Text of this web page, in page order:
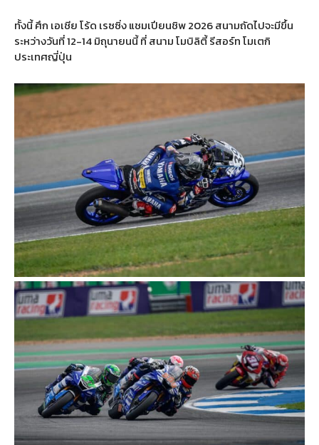
ทั้งนี้ ศึก เอเชีย โร้ด เรซซิ่ง แชมเปียนชิพ2026สนามถัดไปจะมีขึ้น
ระหว่างวันที่12-14มิถุนายนนี้ ที่ สนาม โมบิลิตี้ รีสอร์ท โมเตกิ
ประเทศญี่ปุ่น